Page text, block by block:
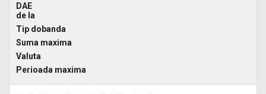
DAE
de la
Tip dobanda
Suma maxima
Valuta
Perioada maxima